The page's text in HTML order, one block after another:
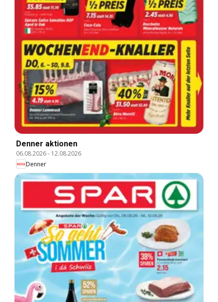
Denner aktionen
06.08.2026- 12.08.2026
Denner